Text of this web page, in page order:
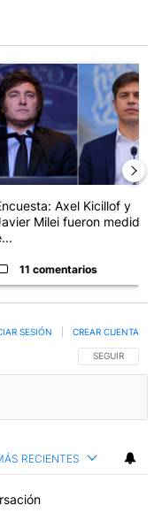
nombró al ideólogo
artículo de tendencia con
Axel Kicillof y
Milei fueron medidos
11 comentarios
SIGA ESTA
SEGUIR
SESIÓN CREAR CUENTA
RECIENTES